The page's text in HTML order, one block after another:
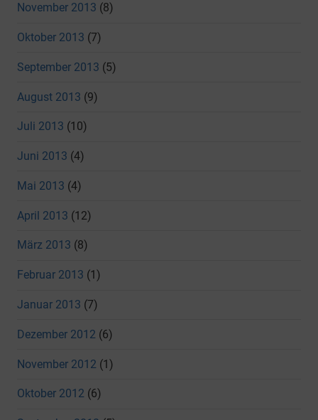
November 2013 (8)
Oktober 2013 (7)
September 2013 (5)
August 2013 (9)
Juli 2013 (10)
Juni 2013 (4)
Mai 2013 (4)
April 2013 (12)
März 2013 (8)
Februar 2013 (1)
Januar 2013 (7)
Dezember 2012 (6)
November 2012 (1)
Oktober 2012 (6)